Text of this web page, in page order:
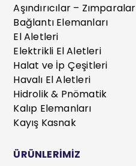
Aşındırıcılar – Zımparalar
Bağlantı Elemanları
El Aletleri
Elektrikli El Aletleri
Halat ve İp Çeşitleri
Havalı El Aletleri
Hidrolik & Pnömatik
Kalıp Elemanları
Kayış Kasnak
ÜRÜNLERİMİZ